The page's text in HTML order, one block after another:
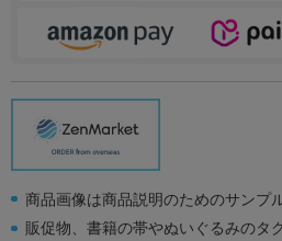
商品画像は商品説明のためのサンプ
販促物、書籍の帯やぬいぐるみのタ